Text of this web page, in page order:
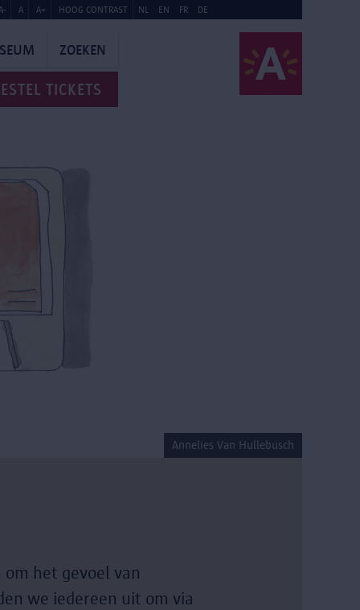
A- A A+ HOOG CONTRAST NL EN FR DE
ZOEKEN
TICKETS
Annelies Van Hullebusch
het gevoel van
we iedereen uit om via